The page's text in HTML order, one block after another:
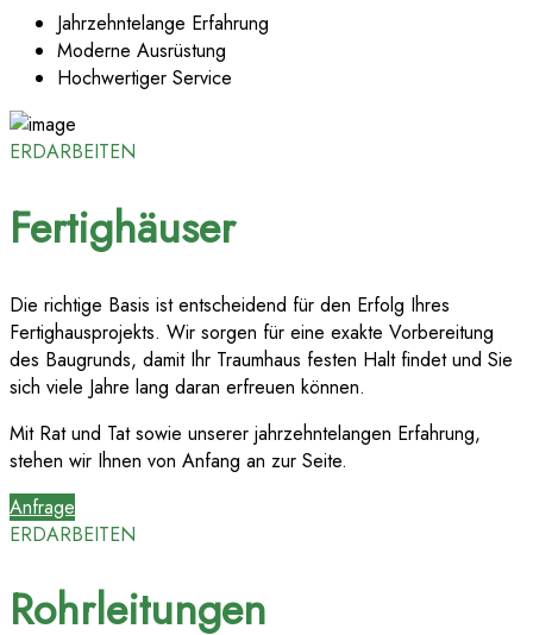
Jahrzehntelange Erfahrung
Moderne Ausrüstung
Hochwertiger Service
ERDARBEITEN
Fertighäuser
Die richtige Basis ist entscheidend für den Erfolg Ihres
Fertighausprojekts. Wir sorgen für eine exakte Vorbereitung
des Baugrunds, damit Ihr Traumhaus festen Halt findet und Sie
sich viele Jahre lang daran erfreuen können.
Mit Rat und Tat sowie unserer jahrzehntelangen Erfahrung,
stehen wir Ihnen von Anfang an zur Seite.
Anfrage
ERDARBEITEN
Rohrleitungen